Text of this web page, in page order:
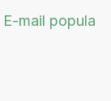
E-mail populair